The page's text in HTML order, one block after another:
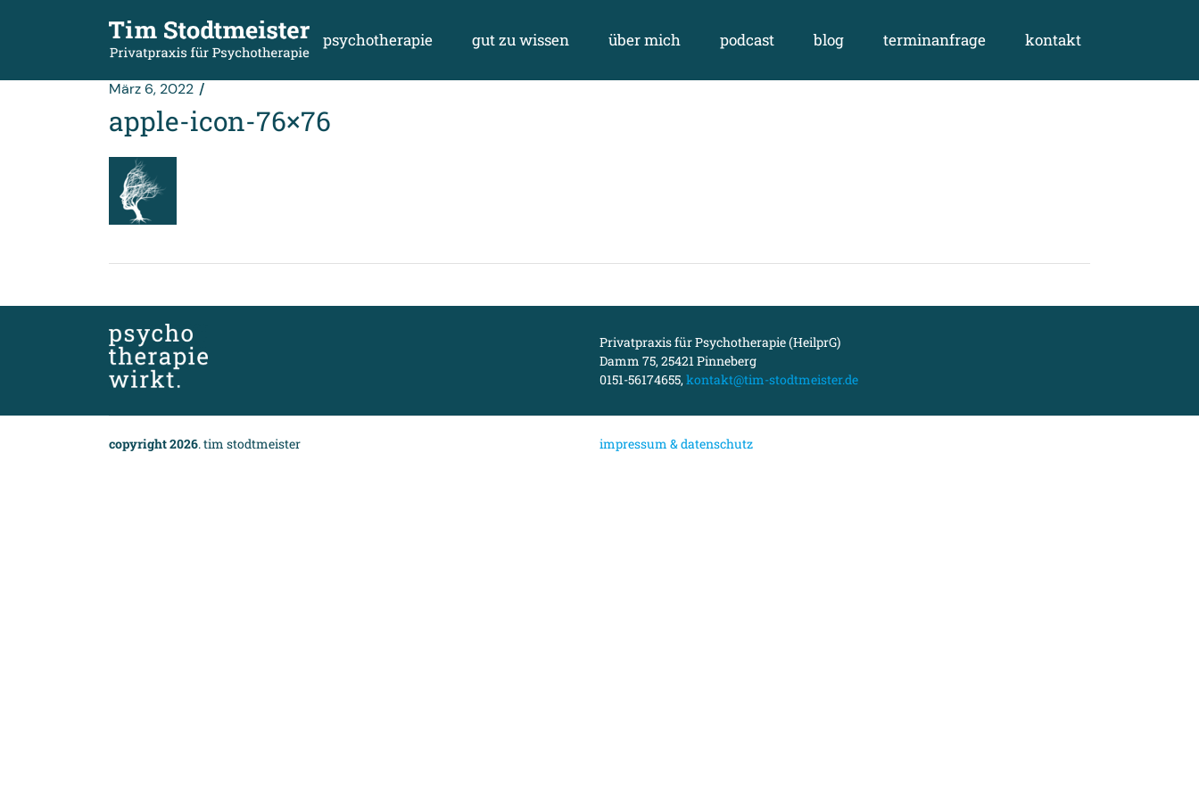
psychotherapie gut zu wissen über mich podcast blog terminanfrage kontakt
März 6, 2022
apple-icon-76×76
Privatpraxis für Psychotherapie (HeilprG)
Damm 75, 25421 Pinneberg
0151-56174655,kontakt@tim-stodtmeister.de
copyright 2026. tim stodtmeister impressum & datenschutz